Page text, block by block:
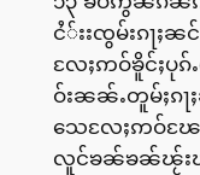
ငႆ်းးၸွမ်းၵႃႈ
လႄႈဢဝ်ၶိူင်ႈပု
ဝ်းၼၼ်ႉတူမ်ႈၵႃ
သေလႄႈဢဝ်ၽႄ
လူင်ၶၼ်ၶၼ်ၽႂ်းၽႂ်